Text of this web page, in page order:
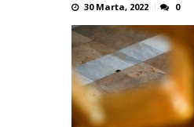
30 Marta, 2022 0